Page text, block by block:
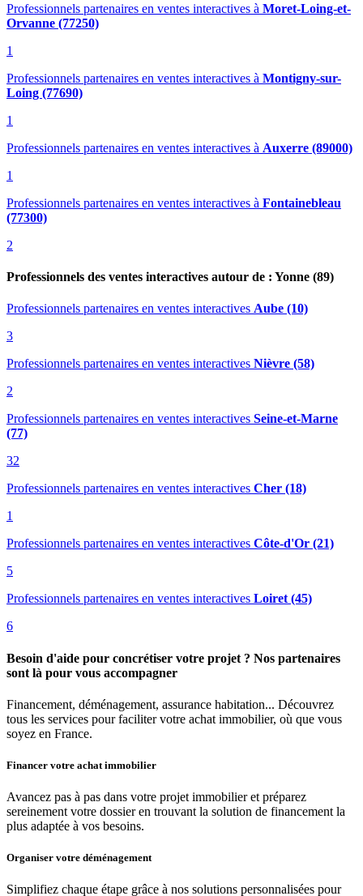
Professionnels partenaires en ventes interactives à Moret-Loing-et-
Orvanne (77250)
1
Professionnels partenaires en ventes interactives à Montigny-sur-
Loing (77690)
1
Professionnels partenaires en ventes interactives à Auxerre (89000)
1
Professionnels partenaires en ventes interactives à Fontainebleau
(77300)
2
Professionnels des ventes interactives autour de : Yonne (89)
Professionnels partenaires en ventes interactives Aube (10)
3
Professionnels partenaires en ventes interactives Nièvre (58)
2
Professionnels partenaires en ventes interactives Seine-et-Marne
(77)
32
Professionnels partenaires en ventes interactives Cher (18)
1
Professionnels partenaires en ventes interactives Côte-d'Or (21)
5
Professionnels partenaires en ventes interactives Loiret (45)
6
Besoin d'aide pour concrétiser votre projet ? Nos partenaires
sont là pour vous accompagner
Financement, déménagement, assurance habitation... Découvrez
tous les services pour faciliter votre achat immobilier, où que vous
soyez en France.
Financer votre achat immobilier
Avancez pas à pas dans votre projet immobilier et préparez
sereinement votre dossier en trouvant la solution de financement la
plus adaptée à vos besoins.
Organiser votre déménagement
Simplifiez chaque étape grâce à nos solutions personnalisées pour